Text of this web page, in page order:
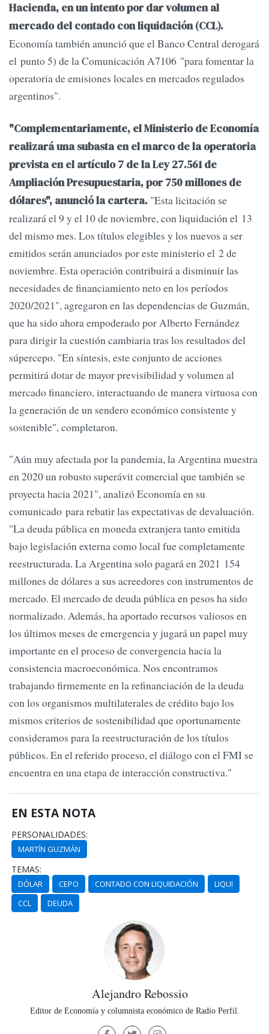
Hacienda, en un intento por dar volumen al
mercado del contado con liquidación (CCL).
Economía también anunció que el Banco Central derogará
el punto 5) de la Comunicación A7106 "para fomentar la
operatoria de emisiones locales en mercados regulados
argentinos".
"Complementariamente, el Ministerio de Economía
realizará una subasta en el marco de la operatoria
prevista en el artículo 7 de la Ley 27.561 de
Ampliación Presupuestaria, por 750 millones de
dólares", anunció la cartera. "Esta licitación se
realizará el 9 y el 10 de noviembre, con liquidación el 13
del mismo mes. Los títulos elegibles y los nuevos a ser
emitidos serán anunciados por este ministerio el 2 de
noviembre. Esta operación contribuirá a disminuir las
necesidades de financiamiento neto en los períodos
2020/2021", agregaron en las dependencias de Guzmán,
que ha sido ahora empoderado por Alberto Fernández
para dirigir la cuestión cambiaria tras los resultados del
súpercepo. "En síntesis, este conjunto de acciones
permitirá dotar de mayor previsibilidad y volumen al
mercado financiero, interactuando de manera virtuosa con
la generación de un sendero económico consistente y
sostenible", completaron.
"Aún muy afectada por la pandemia, la Argentina muestra
en 2020 un robusto superávit comercial que también se
proyecta hacia 2021", analizó Economía en su
comunicado para rebatir las expectativas de devaluación.
"La deuda pública en moneda extranjera tanto emitida
bajo legislación externa como local fue completamente
reestructurada. La Argentina solo pagará en 2021 154
millones de dólares a sus acreedores con instrumentos de
mercado. El mercado de deuda pública en pesos ha sido
normalizado. Además, ha aportado recursos valiosos en
los últimos meses de emergencia y jugará un papel muy
importante en el proceso de convergencia hacia la
consistencia macroeconómica. Nos encontramos
trabajando firmemente en la refinanciación de la deuda
con los organismos multilaterales de crédito bajo los
mismos criterios de sostenibilidad que oportunamente
consideramos para la reestructuración de los títulos
públicos. En el referido proceso, el diálogo con el FMI se
encuentra en una etapa de interacción constructiva."
EN ESTA NOTA
PERSONALIDADES:
MARTÍN GUZMÁN
TEMAS:
DÓLAR CEPO CONTADO CON LIQUIDACIÓN
LIQUI
CCL
DEUDA
Alejandro Rebossio
Editor de Economía y columnista económico de Radio Perfil.